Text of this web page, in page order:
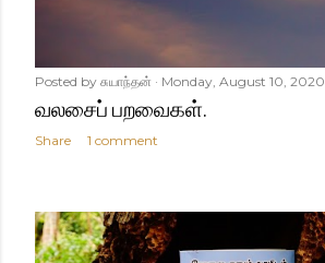
Posted by சுயாந்தன் Monday, August 10, 2020
வலசைப் பறவைகள்.
Share 1 comment